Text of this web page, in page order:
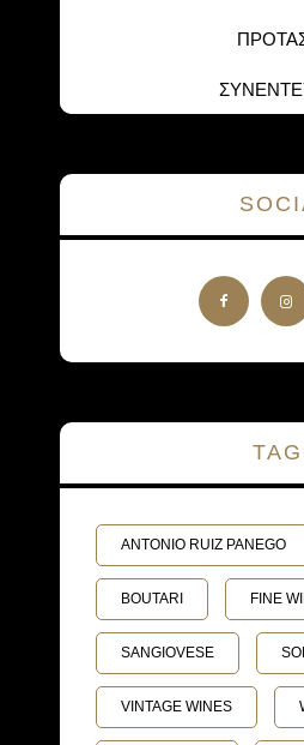
ANTONIO RUIZ PANEGO
BOUTARI FINE
SANGIOVESE
VINTAGE WINES